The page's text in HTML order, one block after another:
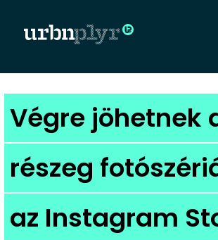
CÍMLAP
DIZÁJN
DIVAT
HIP
Végre jöhetnek
részeg
az Instagram